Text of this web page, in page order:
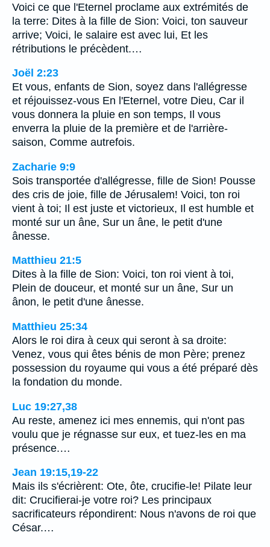
Voici ce que l'Eternel proclame aux extrémités de
la terre: Dites à la fille de Sion: Voici, ton sauveur
arrive; Voici, le salaire est avec lui, Et les
rétributions le précèdent.…
Joël 2:23
Et vous, enfants de Sion, soyez dans l'allégresse
et réjouissez-vous En l'Eternel, votre Dieu, Car il
vous donnera la pluie en son temps, Il vous
enverra la pluie de la première et de l'arrière-
saison, Comme autrefois.
Zacharie 9:9
Sois transportée d'allégresse, fille de Sion! Pousse
des cris de joie, fille de Jérusalem! Voici, ton roi
vient à toi; Il est juste et victorieux, Il est humble et
monté sur un âne, Sur un âne, le petit d'une
ânesse.
Matthieu 21:5
Dites à la fille de Sion: Voici, ton roi vient à toi,
Plein de douceur, et monté sur un âne, Sur un
ânon, le petit d'une ânesse.
Matthieu 25:34
Alors le roi dira à ceux qui seront à sa droite:
Venez, vous qui êtes bénis de mon Père; prenez
possession du royaume qui vous a été préparé dès
la fondation du monde.
Luc 19:27,38
Au reste, amenez ici mes ennemis, qui n'ont pas
voulu que je régnasse sur eux, et tuez-les en ma
présence.…
Jean 19:15,19-22
Mais ils s'écrièrent: Ote, ôte, crucifie-le! Pilate leur
dit: Crucifierai-je votre roi? Les principaux
sacrificateurs répondirent: Nous n'avons de roi que
César.…